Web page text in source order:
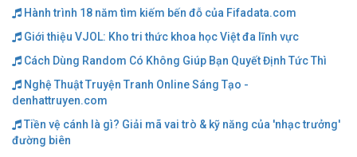
Hành trình 18 năm tìm kiếm bến đỗ của Fifadata.com
Giới thiệu VJOL: Kho tri thức khoa học Việt đa lĩnh vực
Cách Dùng Random Có Không Giúp Bạn Quyết Định Tức Thì
Nghệ Thuật Truyện Tranh Online Sáng Tạo -
denhattruyen.com
Tiền vệ cánh là gì? Giải mã vai trò & kỹ năng của 'nhạc trưởng'
đường biên